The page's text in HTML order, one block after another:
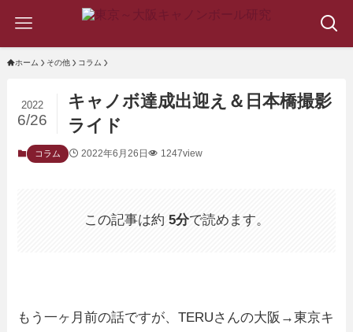
ホーム その他 コラム
キャノボ達成出迎え＆日本橋撮影
ライド
2022
6/26
コラム 2022年6月26日 1247view
この記事は約 5分で読めます。
もう一ヶ月前の話ですが、TERUさんの大阪→東京キ